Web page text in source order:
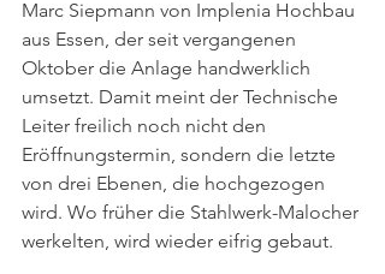
Marc Siepmann von Implenia Hochbau
aus Essen, der seit vergangenen
Oktober die Anlage handwerklich
umsetzt. Damit meint der Technische
Leiter freilich noch nicht den
Eröffnungstermin, sondern die letzte
von drei Ebenen, die hochgezogen
wird. Wo früher die Stahlwerk-Malocher
werkelten, wird wieder eifrig gebaut.